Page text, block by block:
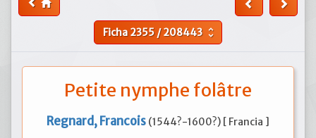
Ficha2355 /208443 unfold_more
Petite nymphe folâtre
Regnard, Francois (1544?-1600?) [ Francia ]